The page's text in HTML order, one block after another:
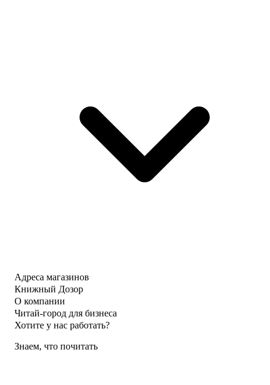
Адреса магазинов
Книжный Дозор
О компании
Читай-город для бизнеса
Хотите у нас работать?
Знаем, что почитать